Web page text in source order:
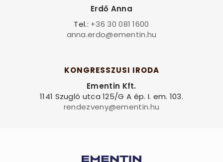
Erdő Anna
Tel.: +36 30 081 1600
anna.erdo@ementin.hu
KONGRESSZUSI IRODA
Ementin Kft.
1141 Szugló utca 125/G A ép. I. em. 103.
rendezveny@ementin.hu